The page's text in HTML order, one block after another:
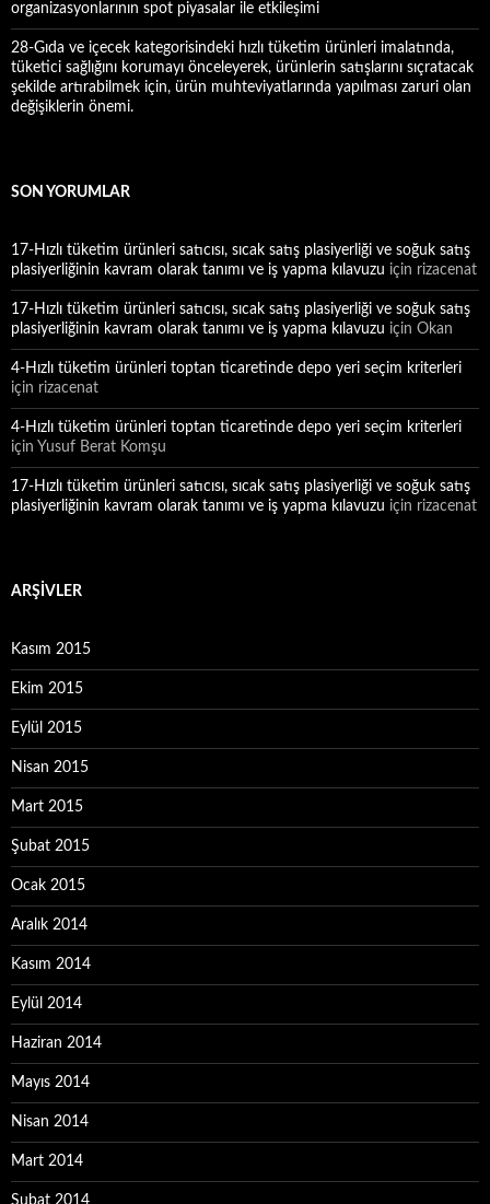
organizasyonlarının spot piyasalar ile etkileşimi
28-Gıda ve içecek kategorisindeki hızlı tüketim ürünleri imalatında,
tüketici sağlığını korumayı önceleyerek, ürünlerin satışlarını sıçratacak
şekilde artırabilmek için, ürün muhteviyatlarında yapılması zaruri olan
değişiklerin önemi.
SON YORUMLAR
17-Hızlı tüketim ürünleri satıcısı, sıcak satış plasiyerliği ve soğuk satış
plasiyerliğinin kavram olarak tanımı ve iş yapma kılavuzu için rizacenat
17-Hızlı tüketim ürünleri satıcısı, sıcak satış plasiyerliği ve soğuk satış
plasiyerliğinin kavram olarak tanımı ve iş yapma kılavuzu için Okan
4-Hızlı tüketim ürünleri toptan ticaretinde depo yeri seçim kriterleri
için rizacenat
4-Hızlı tüketim ürünleri toptan ticaretinde depo yeri seçim kriterleri
için Yusuf Berat Komşu
17-Hızlı tüketim ürünleri satıcısı, sıcak satış plasiyerliği ve soğuk satış
plasiyerliğinin kavram olarak tanımı ve iş yapma kılavuzu için rizacenat
ARŞIVLER
Kasım 2015
Ekim 2015
Eylül 2015
Nisan 2015
Mart 2015
Şubat 2015
Ocak 2015
Aralık 2014
Kasım 2014
Eylül 2014
Haziran 2014
Mayıs 2014
Nisan 2014
Mart 2014
Şubat 2014